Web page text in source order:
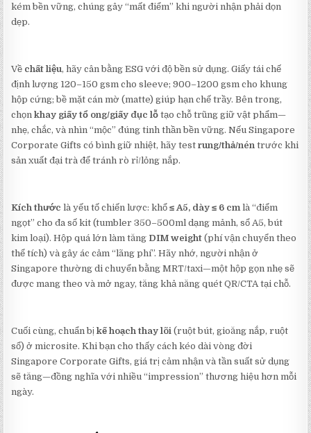
kém bền vững, chúng gây “mất điểm” khi người nhận phải dọn
dẹp.
Về chất liệu, hãy cân bằng ESG với độ bền sử dụng. Giấy tái chế
định lượng 120–150 gsm cho sleeve; 900–1200 gsm cho khung
hộp cứng; bề mặt cán mờ (matte) giúp hạn chế trầy. Bên trong,
chọnkhay giấy tổ ong/giấy đục lỗ tạo chỗ trũng giữ vật phẩm—
nhẹ, chắc, và nhìn “mộc” đúng tinh thần bền vững. Nếu Singapore
Corporate Gifts có bình giữ nhiệt, hãy testrung/thả/nén trước khi
sản xuất đại trà để tránh rò rỉ/lỏng nắp.
Kích thước là yếu tố chiến lược: khổ≤ A5, dày ≤ 6 cmlà “điểm
ngọt” cho đa số kit (tumbler 350–500ml dạng mảnh, sổ A5, bút
kim loại). Hộp quá lớn làm tăng DIM weight (phí vận chuyển theo
thể tích) và gây ác cảm “lãng phí”. Hãy nhớ, người nhận ở
Singapore thường di chuyển bằng MRT/taxi—một hộp gọn nhẹ sẽ
được mang theo và mở ngay, tăng khả năng quét QR/CTA tại chỗ.
Cuối cùng, chuẩn bịkế hoạch thay lõi (ruột bút, gioăng nắp, ruột
sổ) ở microsite. Khi bạn cho thấy cách kéo dài vòng đời
Singapore Corporate Gifts, giá trị cảm nhận và tần suất sử dụng
sẽ tăng—đồng nghĩa với nhiều “impression” thương hiệu hơn mỗi
ngày.